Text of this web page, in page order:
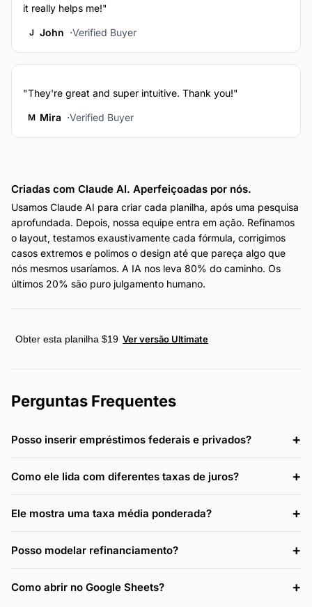
it really helps me!"
J John Verified Buyer
"They're great and super intuitive. Thank you!"
M Mira Verified Buyer
Criadas com Claude AI. Aperfeiçoadas por nós.
Usamos Claude AI para criar cada planilha, após uma pesquisa
aprofundada. Depois, nossa equipe entra em ação. Refinamos
o layout, testamos exaustivamente cada fórmula, corrigimos
casos extremos e polimos o design até que pareça algo que
nós mesmos usaríamos. A IA nos leva 80% do caminho. Os
últimos 20% são puro julgamento humano.
Obter esta planilha $19 Ver versão Ultimate
Perguntas Frequentes
Posso inserir empréstimos federais e privados?
Como ele lida com diferentes taxas de juros?
Ele mostra uma taxa média ponderada?
Posso modelar refinanciamento?
Como abrir no Google Sheets?